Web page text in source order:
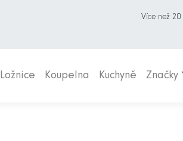
Více než
Ložnice Koupelna Kuchyně Značky